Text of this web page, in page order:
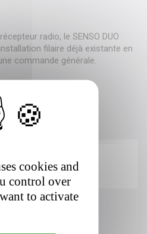
radio, le SENSO DUO
filaire déjà existante en
commande générale.
cookies and
control over
to activate